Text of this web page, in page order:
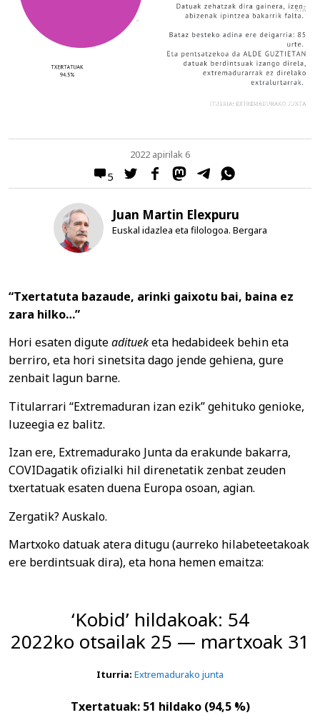
5
2022 apirilak 6
Juan Martin Elexpuru
Euskal idazlea eta filologoa. Bergara
“Txertatuta bazaude, arinki gaixotu bai, baina ez
zara hilko…”
Hori esaten diguteaditueketa hedabideek behin eta
berriro, eta hori sinetsita dago jende gehiena, gure
zenbait lagun barne.
Titularrari “Extremaduran izan ezik” gehituko genioke,
luzeegia ez balitz.
Izan ere, Extremadurako Junta da erakunde bakarra,
COVIDagatik ofizialki hil direnetatik zenbat zeuden
txertatuak esaten duena Europa osoan, agian.
Zergatik? Auskalo.
Martxoko datuak atera ditugu (aurreko hilabeteetakoak
ere berdintsuak dira), eta hona hemen emaitza:
‘Kobid’ hildakoak: 54
2022ko otsailak 25 — martxoak 31
Iturria: Extremadurako junta
Txertatuak: 51 hildako (94,5 %)